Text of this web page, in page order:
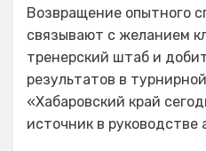
Возвращение опытного
связывают с желанием
тренерский штаб и
результатов в
«Хабаровский край
источник в